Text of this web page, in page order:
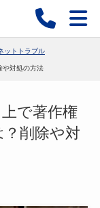
ットトラブル
や対処の方法
上で著作権
削除や対